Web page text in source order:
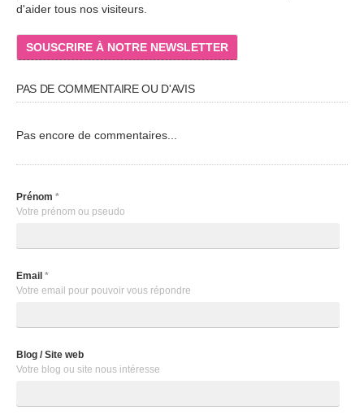
d'aider tous nos visiteurs.
SOUSCRIRE À NOTRE NEWSLETTER
PAS DE COMMENTAIRE OU D'AVIS
Pas encore de commentaires...
Prénom *
Votre prénom ou pseudo
Email *
Votre email pour pouvoir vous répondre
Blog / Site web
Votre blog ou site nous intéresse